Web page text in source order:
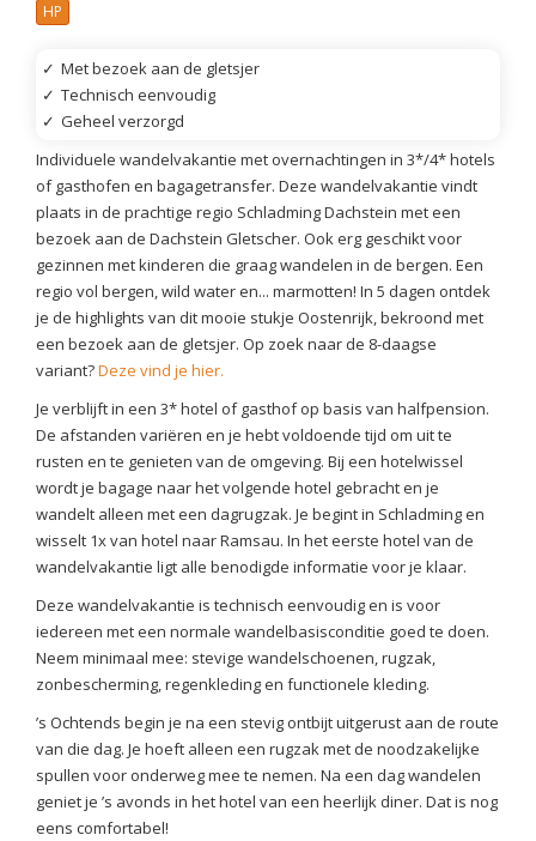
HP
✓ Met bezoek aan de gletsjer
✓ Technisch eenvoudig
✓ Geheel verzorgd
Individuele wandelvakantie met overnachtingen in 3*/4* hotels
of gasthofen en bagagetransfer. Deze wandelvakantie vindt
plaats in de prachtige regio Schladming Dachstein met een
bezoek aan de Dachstein Gletscher. Ook erg geschikt voor
gezinnen met kinderen die graag wandelen in de bergen. Een
regio vol bergen, wild water en... marmotten! In 5 dagen ontdek
je de highlights van dit mooie stukje Oostenrijk, bekroond met
een bezoek aan de gletsjer. Op zoek naar de 8-daagse
variant?Deze vind je hier.
Je verblijft in een 3* hotel of gasthof op basis van halfpension.
De afstanden variëren en je hebt voldoende tijd om uit te
rusten en te genieten van de omgeving. Bij een hotelwissel
wordt je bagage naar het volgende hotel gebracht en je
wandelt alleen met een dagrugzak. Je begint in Schladming en
wisselt 1x van hotel naar Ramsau. In het eerste hotel van de
wandelvakantie ligt alle benodigde informatie voor je klaar.
Deze wandelvakantie is technisch eenvoudig en is voor
iedereen met een normale wandelbasisconditie goed te doen.
Neem minimaal mee: stevige wandelschoenen, rugzak,
zonbescherming, regenkleding en functionele kleding.
’s Ochtends begin je na een stevig ontbijt uitgerust aan de route
van die dag. Je hoeft alleen een rugzak met de noodzakelijke
spullen voor onderweg mee te nemen. Na een dag wandelen
geniet je ’s avonds in het hotel van een heerlijk diner. Dat is nog
eens comfortabel!